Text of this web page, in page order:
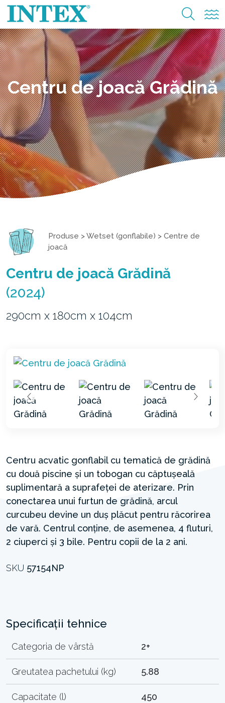
Centru de joacă Grădină
Produse >Wetset (gonflabile) > Centre de
joacă
Centru de joacă Grădină
(2024)
290cm x 180cm x 104cm
Centru acvatic gonflabil cu tematică de grădină
cu două piscine și un tobogan cu căptușeală
suplimentară a suprafeței de aterizare. Prin
conectarea unui furtun de grădină, arcul
curcubeu devine un duș plăcut pentru răcorirea
de vară. Centrul conține, de asemenea, 4 fluturi,
2 ciuperci și 3 bile. Pentru copii de la 2 ani.
SKU 57154NP
Specificații tehnice
Categoria de vârstă 2+
Greutatea pachetului (kg) 5.88
Capacitate (l) 450